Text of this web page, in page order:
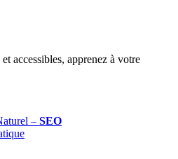
accessibles, apprenez à votre
– SEO